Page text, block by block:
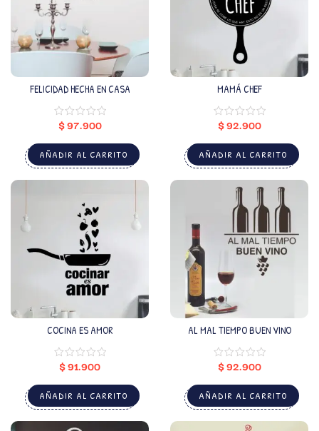
FELICIDAD HECHA EN CASA
$97.900
AÑADIR AL CARRITO
MAMÁ CHEF
$92.900
AÑADIR AL CARRITO
COCINA ES AMOR
$91.900
AÑADIR AL CARRITO
AL MAL TIEMPO BUEN VINO
$92.900
AÑADIR AL CARRITO